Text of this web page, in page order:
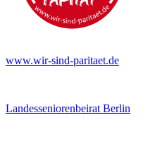
www.wir-sind-paritaet.de
Landesseniorenbeirat Berlin